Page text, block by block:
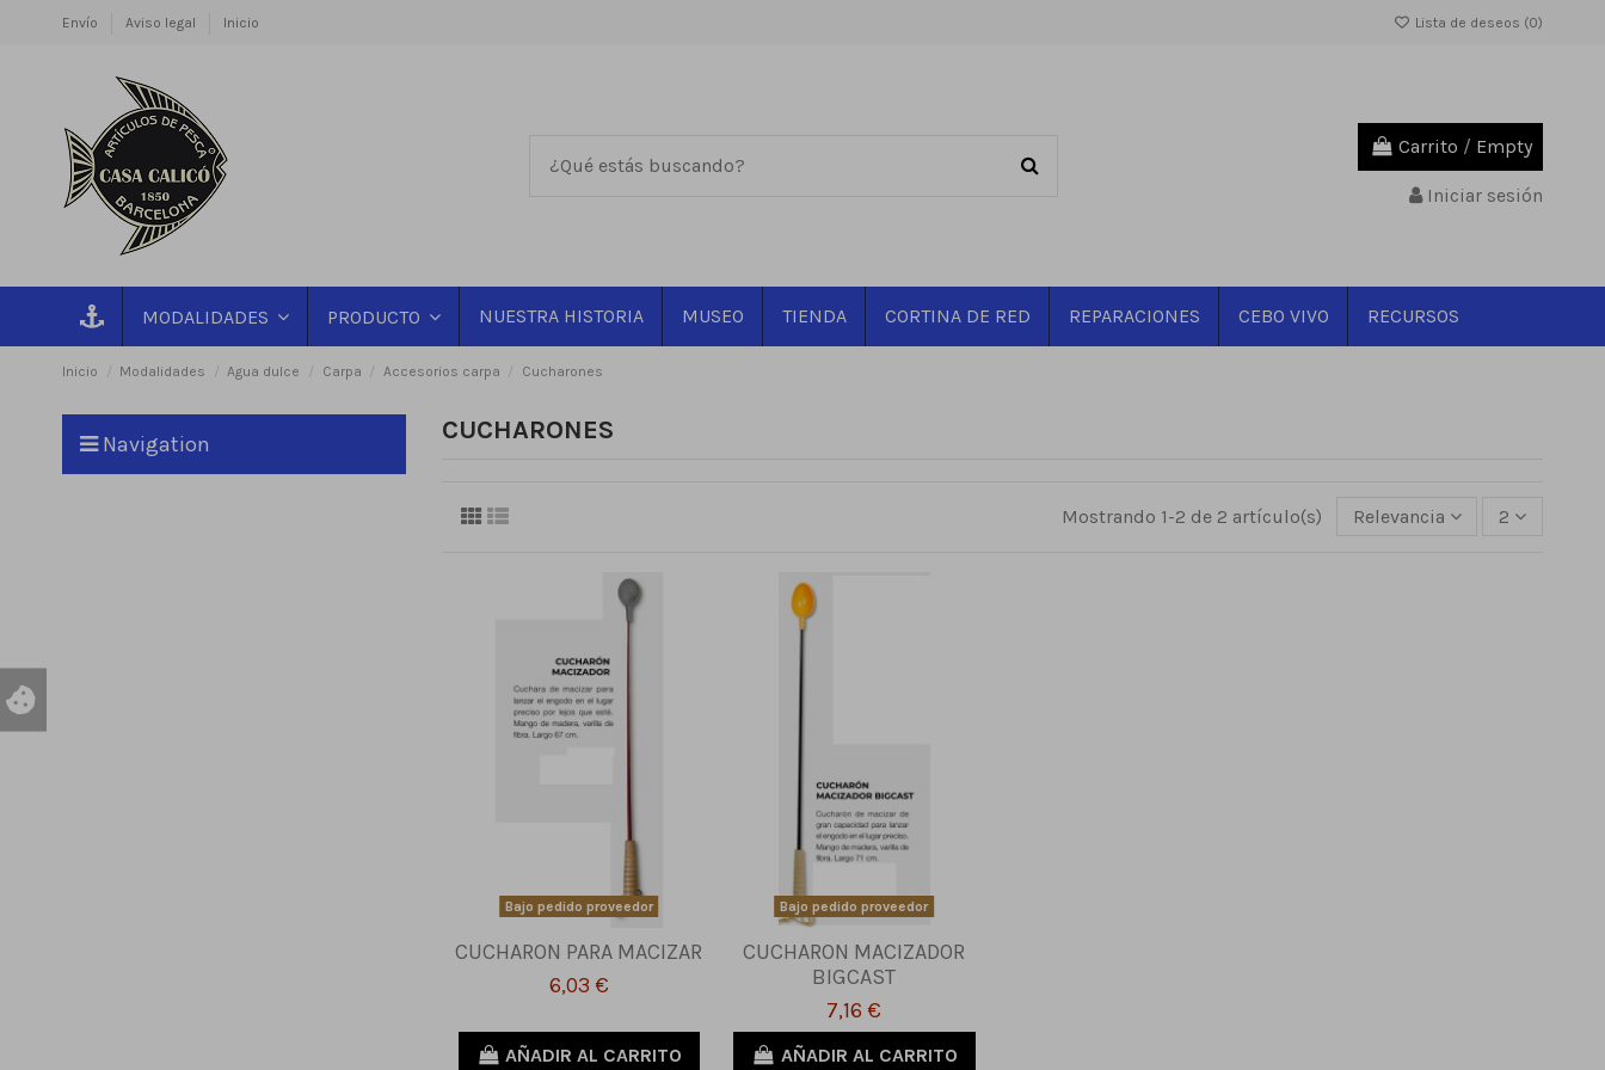
Envío Aviso legal Inicio Lista de deseos (0)
Carrito / Empty
Iniciar sesión
MODALIDADES PRODUCTO NUESTRA HISTORIA MUSEO TIENDA CORTINA DE RED REPARACIONES CEBO VIVO RECURSOS
Inicio Modalidades Agua dulce Carpa Accesorios carpa Cucharones
CUCHARONES
Mostrando 1-2 de 2 artículo(s) Relevancia 2
Bajo pedido proveedor
CUCHARON PARA MACIZAR
6,03 €
AÑADIR AL CARRITO
Bajo pedido proveedor
CUCHARON MACIZADOR
BIGCAST
7,16 €
AÑADIR AL CARRITO
Navigation